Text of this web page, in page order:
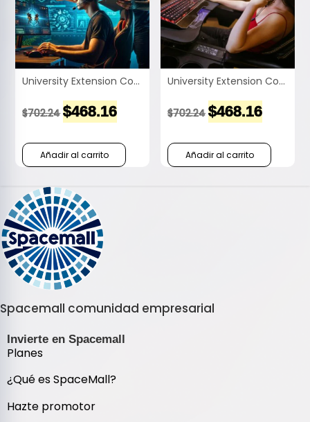
University Extension Course for Official Electronic Sports (eSports) Coaches in Spanish
$702.24 $468.16
Añadir al carrito
University Extension Course for Official Electronic Sports (eSports) Players in Spanish
$702.24 $468.16
Añadir al carrito
Spacemall comunidad empresarial
Invierte en Spacemall
Planes
¿Qué es SpaceMall?
Hazte promotor